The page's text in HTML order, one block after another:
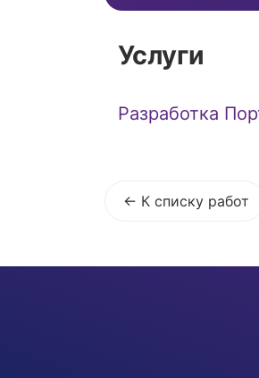
Услуги
Разработка
К списку работ